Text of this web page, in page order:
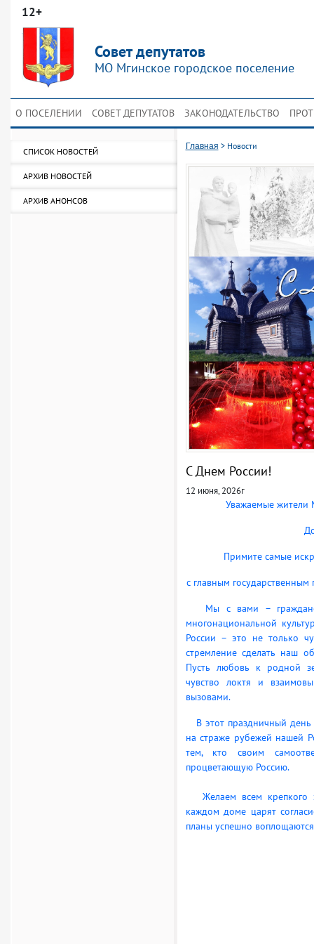
12+
Совет депутатов
МО Мгинское городское поселение
О ПОСЕЛЕНИИ СОВЕТ ДЕПУТАТОВ ЗАКОНОДАТЕЛЬСТВО
СПИСОК НОВОСТЕЙ
АРХИВ НОВОСТЕЙ
АРХИВ АНОНСОВ
Главная > Новости
С Днем России!
12 июня, 2026г
Уважаемые жители
Примите самые
с главным
Мы с вами – граждане
многонациональной
России – это не только
стремление сделать наш
Пусть любовь к родной
чувство локтя и
вызовами.
В этот праздничный день
на страже рубежей нашей
тем, кто своим
процветающую Россию.
Желаем всем крепкого
каждом доме царят
планы успешно